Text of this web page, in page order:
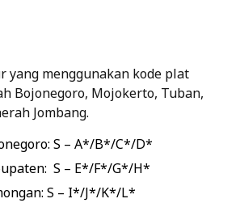
yang menggunakan kode plat
Bojonegoro, Mojokerto, Tuban,
Jombang.
S – A*/B*/C*/D*
S – E*/F*/G*/H*
S – I*/J*/K*/L*